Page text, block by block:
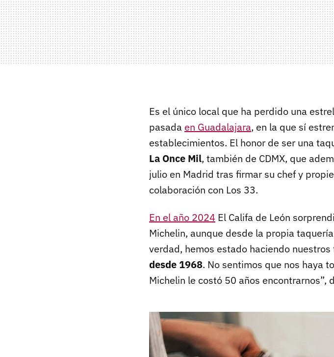
Es el único local que ha perdido una
pasada en Guadalajara, en la que sí
establecimientos. El honor de ser una
La Once Mil, también de CDMX, que
julio en Madrid tras firmar su chef y
colaboración con Los 33.
En el año 2024 El Califa de León
Michelin, aunque desde la propia
verdad, hemos estado haciendo
desde 1968. No sentimos que nos haya
Michelin le costó 50 años encontrarnos”,